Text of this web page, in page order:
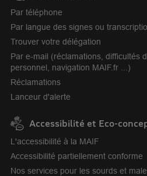
Par téléphone
Par langue des signes ou
Trouver votre délégation
Par e-mail (réclamations, difficultés
personnel, navigation MAIF.fr ...)
Réclamations
Lanceur d'alerte
Accessibilité et Eco-
L'accessibilité à la MAIF
Accessibilité partiellement conforme
Nos services pour les sourds et